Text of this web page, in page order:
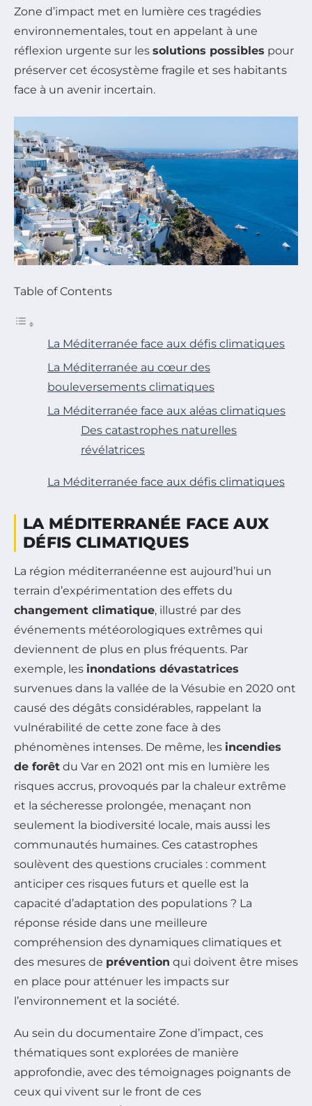
Zone d’impact met en lumière ces tragédies
environnementales, tout en appelant à une
réflexion urgente sur les solutions possibles pour
préserver cet écosystème fragile et ses habitants
face à un avenir incertain.
Table of Contents
La Méditerranée face aux défis climatiques
La Méditerranée au cœur des
bouleversements climatiques
La Méditerranée face aux aléas climatiques
Des catastrophes naturelles
révélatrices
La Méditerranée face aux défis climatiques
LA MÉDITERRANÉE FACE AUX
DÉFIS CLIMATIQUES
La région méditerranéenne est aujourd’hui un
terrain d’expérimentation des effets du
changement climatique, illustré par des
événements météorologiques extrêmes qui
deviennent de plus en plus fréquents. Par
exemple, les inondations dévastatrices
survenues dans la vallée de la Vésubie en 2020 ont
causé des dégâts considérables, rappelant la
vulnérabilité de cette zone face à des
phénomènes intenses. De même, les incendies
de forêt du Var en 2021 ont mis en lumière les
risques accrus, provoqués par la chaleur extrême
et la sécheresse prolongée, menaçant non
seulement la biodiversité locale, mais aussi les
communautés humaines. Ces catastrophes
soulèvent des questions cruciales : comment
anticiper ces risques futurs et quelle est la
capacité d’adaptation des populations ? La
réponse réside dans une meilleure
compréhension des dynamiques climatiques et
des mesures de prévention qui doivent être mises
en place pour atténuer les impacts sur
l’environnement et la société.
Au sein du documentaire Zone d’impact, ces
thématiques sont explorées de manière
approfondie, avec des témoignages poignants de
ceux qui vivent sur le front de ces